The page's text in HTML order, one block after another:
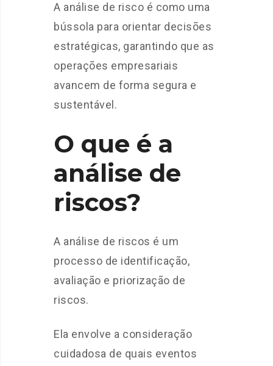
A análise de risco é como uma
bússola para orientar decisões
estratégicas, garantindo que as
operações empresariais
avancem de forma segura e
sustentável.
O que é a
análise de
riscos?
A análise de riscos é um
processo de identificação,
avaliação e priorização de
riscos.
Ela envolve a consideração
cuidadosa de quais eventos